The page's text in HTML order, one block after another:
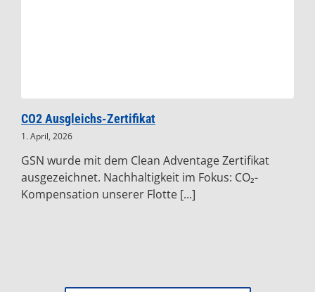
CO2 Ausgleichs-Zertifikat
1. April, 2026
GSN wurde mit dem Clean Adventage Zertifikat
ausgezeichnet. Nachhaltigkeit im Fokus: CO₂-
Kompensation unserer Flotte [...]